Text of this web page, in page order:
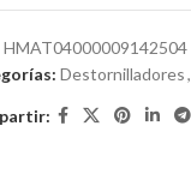
HMAT04000009142504
Destornilladores,